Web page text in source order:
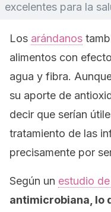
excelentes para la
Los arándanos
alimentos con
agua y fibra.
su aporte de
decir que serían
tratamiento de las
precisamente por
Según un estudio
antimicrobiana, lo